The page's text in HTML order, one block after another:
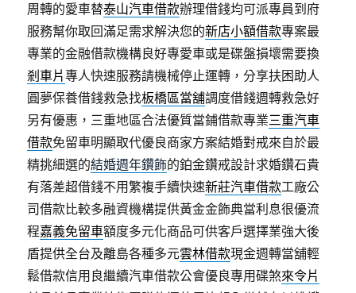
周轉的愛車替泰山汽車借款辦理借錢均可派專員到府
服務幫你取回滿足需求解決您的新店小額借款專案最
專業的金融借款機構良好專愛車或是碟盤損壞需要換
剎車片專人快速服務請機械停止運轉，分享扶困助人
圓夢保養借錢救急找板橋區當舖調度借錢週轉救急好
另有優惠，三重地區合法優質當鋪借款專業三重汽車
借款免留車明顯取代優良商家方案結婚對戒來自於最
精挑細選的結婚週年鑽飾的鉑金鑽戒設計求婚鑽石貴
有落差超借錢不用繁複手續快速新莊汽車借款工廠公
司借款比較多融資機構提供黃金金飾典當利息很優流
程嘉義免留車額度多元化商品可供客戶選擇業強大後
盾提供全台及離島各種多元雲林借款現金週轉當舖輕
鬆借款信用良繼續汽車借款公會優良專用碟煞來令片